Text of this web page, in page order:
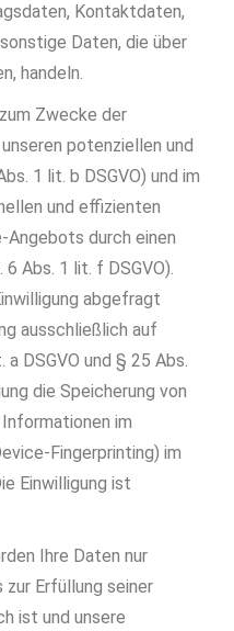
Kontaktdaten,
Daten, die über
handeln.
Zwecke der
potenziellen und
1 lit. b DSGVO) und im
und effizienten
Angebots durch einen
Abs. 1 lit. f DSGVO).
abgefragt
ausschließlich auf
DSGVO und § 25 Abs.
die Speicherung von
im
Fingerprinting) im
Einwilligung ist
Ihre Daten nur
Erfüllung seiner
ist und unsere